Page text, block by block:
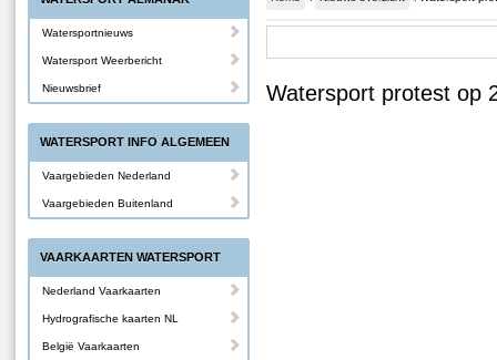
Watersport protest op
Watersportnieuws
Watersport Weerbericht
Nieuwsbrief
WATERSPORT INFO ALGEMEEN
Vaargebieden Nederland
Vaargebieden Buitenland
VAARKAARTEN WATERSPORT
Nederland Vaarkaarten
Hydrografische kaarten NL
België Vaarkaarten